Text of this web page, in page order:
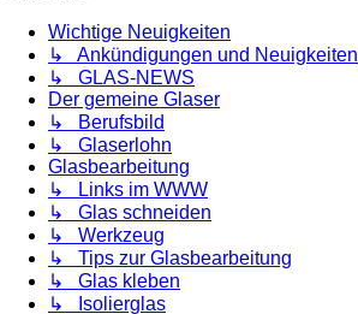
Wichtige Neuigkeiten
↳ Ankündigungen und Neuigkeiten
↳ GLAS-NEWS
Der gemeine Glaser
↳ Berufsbild
↳ Glaserlohn
Glasbearbeitung
↳ Links im WWW
↳ Glas schneiden
↳ Werkzeug
↳ Tips zur Glasbearbeitung
↳ Glas kleben
↳ Isolierglas